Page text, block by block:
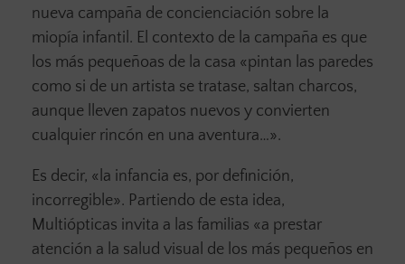
nueva campaña de concienciación sobre la
miopía infantil. El contexto de la campaña es que
los más pequeñoas de la casa «pintan las paredes
como si de un artista se tratase, saltan charcos,
aunque lleven zapatos nuevos y convierten
cualquier rincón en una aventura…».
Es decir, «la infancia es, por definición,
incorregible». Partiendo de esta idea,
Multiópticas invita a las familias «a prestar
atención a la salud visual de los más pequeños en